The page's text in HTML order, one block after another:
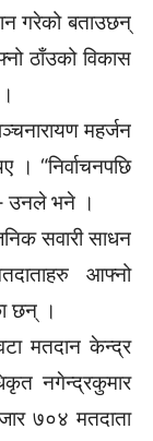
गरेको बताउछन्
ठाँउको विकास
महर्जन
। “निर्वाचनपछि
उनले भने ।
सवारी साधन
आफ्नो
छन् ।
मतदान केन्द्र
नगेन्द्रकुमार
७०४ मतदाता